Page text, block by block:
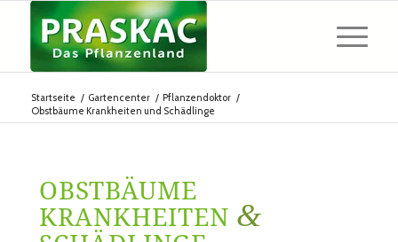
Startseite / Gartencenter / Pflanzendoktor /
Obstbäume Krankheiten und Schädlinge
OBSTBÄUME
KRANKHEITEN &